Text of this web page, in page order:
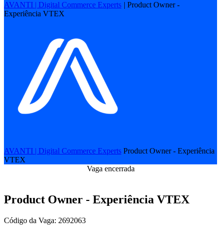
AVANTI | Digital Commerce Experts | Product Owner -
Experiência VTEX
AVANTI | Digital Commerce Experts Product Owner - Experiência
VTEX
Vaga encerrada
Product Owner - Experiência VTEX
Código da Vaga: 2692063